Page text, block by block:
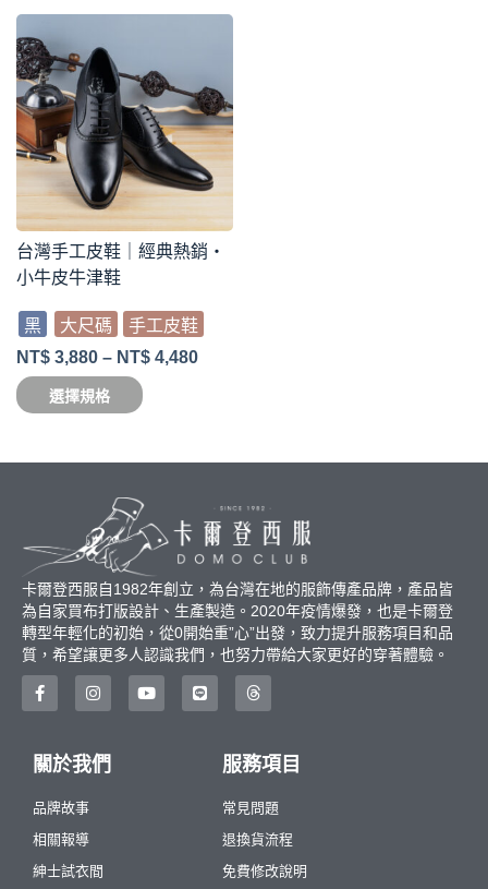
台灣手工皮鞋｜經典熱銷・
小牛皮牛津鞋
黑 大尺碼
手工皮鞋
NT$ 3,880 – NT$ 4,480
選擇規格
卡爾登西服自1982年創立，為台灣在地的服飾傳產品牌，產品皆
為自家買布打版設計、生產製造。2020年疫情爆發，也是卡爾登
轉型年輕化的初始，從0開始重”心”出發，致力提升服務項目和品
質，希望讓更多人認識我們，也努力帶給大家更好的穿著體驗。
關於我們
品牌故事
相關報導
紳士試衣間
服務項目
常見問題
退換貨流程
免費修改說明